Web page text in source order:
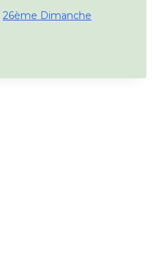
26ème Dimanche